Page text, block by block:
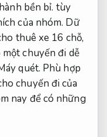
bền bỉ. tùy
của nhóm. Dữ
thuê xe 16 chỗ,
một chuyến đi dễ
quét. Phù hợp
chuyến đi của
nay để có những